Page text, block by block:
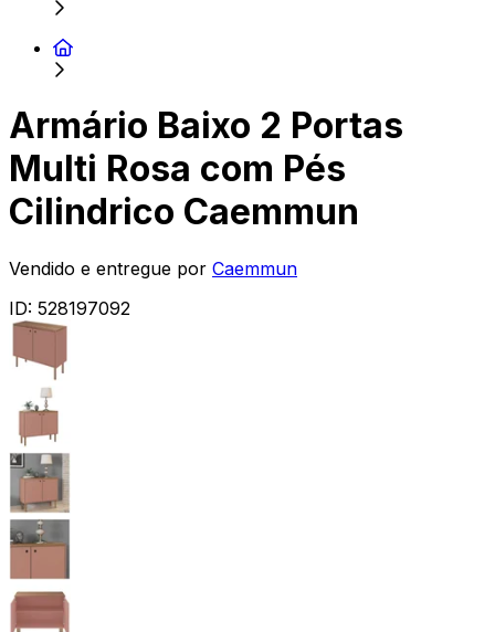
Armário Baixo 2 Portas
Multi Rosa com Pés
Cilindrico Caemmun
Vendido e entregue por Caemmun
ID: 528197092